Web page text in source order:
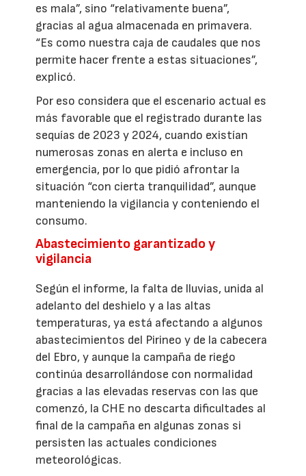
es mala”, sino “relativamente buena”,
gracias al agua almacenada en primavera.
“Es como nuestra caja de caudales que nos
permite hacer frente a estas situaciones”,
explicó.
Por eso considera que el escenario actual es
más favorable que el registrado durante las
sequías de 2023 y 2024, cuando existían
numerosas zonas en alerta e incluso en
emergencia, por lo que pidió afrontar la
situación “con cierta tranquilidad”, aunque
manteniendo la vigilancia y conteniendo el
consumo.
Abastecimiento garantizado y
vigilancia
Según el informe, la falta de lluvias, unida al
adelanto del deshielo y a las altas
temperaturas, ya está afectando a algunos
abastecimientos del Pirineo y de la cabecera
del Ebro, y aunque la campaña de riego
continúa desarrollándose con normalidad
gracias a las elevadas reservas con las que
comenzó, la CHE no descarta dificultades al
final de la campaña en algunas zonas si
persisten las actuales condiciones
meteorológicas.